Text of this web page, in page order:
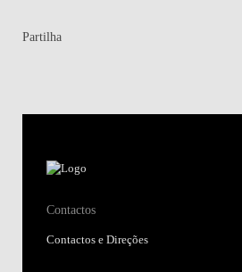
Partilha
Contactos
Contactos e Direções